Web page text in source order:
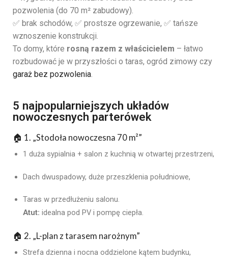
pozwolenia (do 70 m² zabudowy).
✅ brak schodów, ✅ prostsze ogrzewanie, ✅ tańsze
wznoszenie konstrukcji.
To domy, które rosną razem z właścicielem – łatwo
rozbudować je w przyszłości o taras, ogród zimowy czy
garaż bez pozwolenia
5 najpopularniejszych układów
nowoczesnych parterówek
🏠 1. „Stodoła nowoczesna 70 m²”
1 duża sypialnia + salon z kuchnią w otwartej przestrzeni,
Dach dwuspadowy, duże przeszklenia południowe,
Taras w przedłużeniu salonu.
Atut: idealna pod PV i pompę ciepła.
🏠 2. „L-plan z tarasem narożnym”
Strefa dzienna i nocna oddzielone kątem budynku,